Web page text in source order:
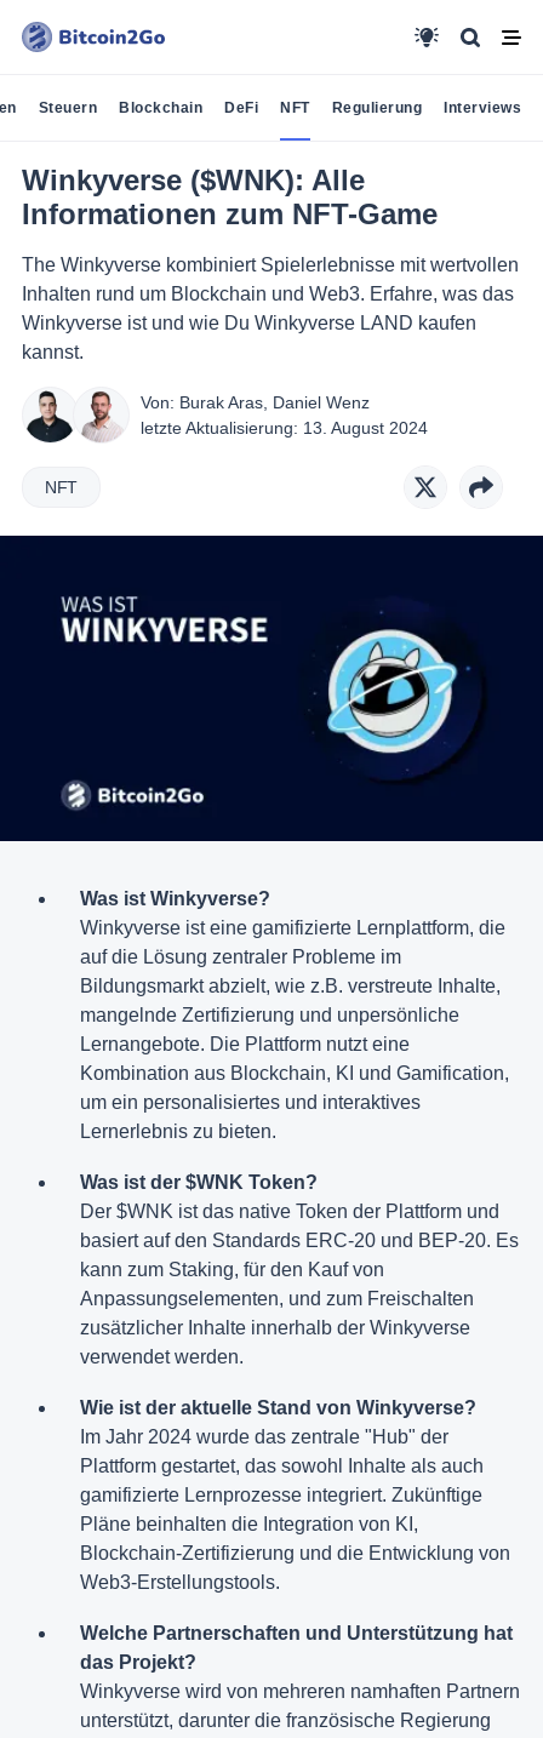
Steuern Blockchain DeFi NFT Regulierung Interviews
Winkyverse ($WNK): Alle
Informationen zum NFT-Game
The Winkyverse kombiniert Spielerlebnisse mit wertvollen
Inhalten rund um Blockchain und Web3. Erfahre, was das
Winkyverse ist und wie Du Winkyverse LAND kaufen
kannst.
Von: Burak Aras Daniel Wenz
letzte Aktualisierung: 13. August 2024
NFT
Was ist Winkyverse?
Winkyverse ist eine gamifizierte Lernplattform, die
auf die Lösung zentraler Probleme im
Bildungsmarkt abzielt, wie z.B. verstreute Inhalte,
mangelnde Zertifizierung und unpersönliche
Lernangebote. Die Plattform nutzt eine
Kombination aus Blockchain, KI und Gamification,
um ein personalisiertes und interaktives
Lernerlebnis zu bieten.
Was ist der $WNK Token?
Der $WNK ist das native Token der Plattform und
basiert auf den Standards ERC-20 und BEP-20. Es
kann zum Staking, für den Kauf von
Anpassungselementen, und zum Freischalten
zusätzlicher Inhalte innerhalb der Winkyverse
verwendet werden.
Wie ist der aktuelle Stand von Winkyverse?
Im Jahr 2024 wurde das zentrale "Hub" der
Plattform gestartet, das sowohl Inhalte als auch
gamifizierte Lernprozesse integriert. Zukünftige
Pläne beinhalten die Integration von KI,
Blockchain-Zertifizierung und die Entwicklung von
Web3-Erstellungstools.
Welche Partnerschaften und Unterstützung hat
das Projekt?
Winkyverse wird von mehreren namhaften Partnern
unterstützt, darunter die französische Regierung